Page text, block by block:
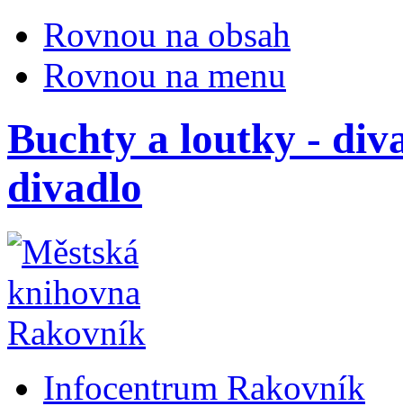
Rovnou na obsah
Rovnou na menu
Buchty a loutky -
divadlo
Infocentrum Rakovník